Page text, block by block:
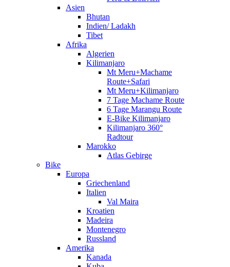
Asien
Bhutan
Indien/ Ladakh
Tibet
Afrika
Algerien
Kilimanjaro
Mt Meru+Machame
Route+Safari
Mt Meru+Kilimanjaro
7 Tage Machame Route
6 Tage Marangu Route
E-Bike Kilimanjaro
Kilimanjaro 360°
Radtour
Marokko
Atlas Gebirge
Bike
Europa
Griechenland
Italien
Val Maira
Kroatien
Madeira
Montenegro
Russland
Amerika
Kanada